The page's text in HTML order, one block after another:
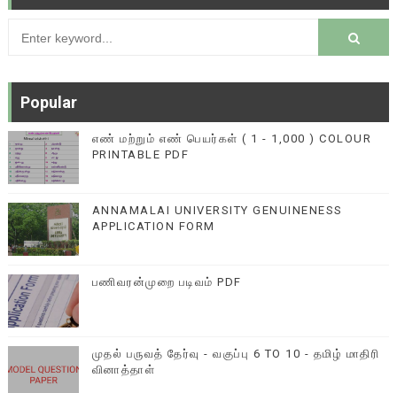
Popular
எண் மற்றும் எண் பெயர்கள் ( 1 - 1,000 ) COLOUR
PRINTABLE PDF
ANNAMALAI UNIVERSITY GENUINENESS
APPLICATION FORM
பணிவரன்முறை படிவம் PDF
முதல் பருவத் தேர்வு - வகுப்பு 6 TO 10 - தமிழ் மாதிரி
வினாத்தாள்